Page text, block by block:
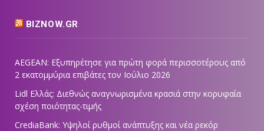
BIZNOW.GR
AEGEAN: Εξυπηρέτησε για πρώτη φορά περισσοτέρους από
2 εκατομμύρια επιβάτες τον Ιούλιο 2026
Lidl Ελλάς: Διεθνώς αναγνωρισμένα κρασιά στην κορυφαία
σχέση ποιότητας-τιμής
CrediaBank: Υψηλοί ρυθμοί ανάπτυξης και νέα ρεκόρ